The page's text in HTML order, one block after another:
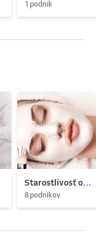
1 podnik
Starostlivosť o pleť
8 podnikov